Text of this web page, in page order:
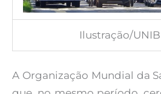
Ilustração/
A Organização Mundial da